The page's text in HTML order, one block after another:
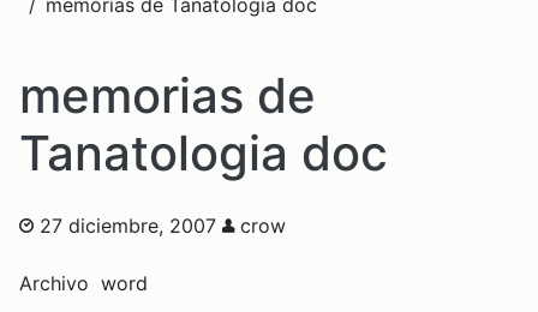
memorias de Tanatologia doc
memorias de
Tanatologia doc
27 diciembre, 2007 crow
Archivo word